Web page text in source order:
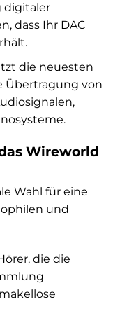
digitaler
dass Ihr DAC
die neuesten
Übertragung von
Wireworld
Wahl für eine
und
die die